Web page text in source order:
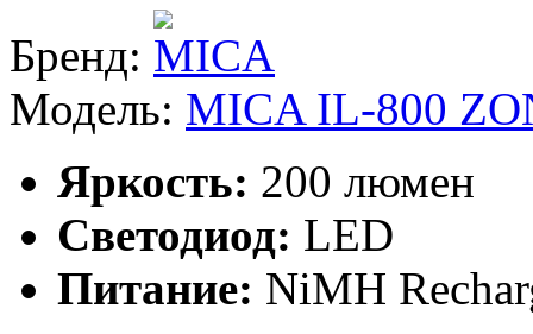
Бренд:
Модель: MICA IL-800
Яркость: 200 люмен
Светодиод: LED
Питание: NiMH